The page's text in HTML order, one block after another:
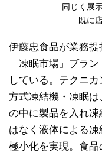
同じく展
既に
伊藤忠食品が業務
「凍眠市場」ブラ
している。テクニ
方式凍結機・凍眠
の中に製品を入れ
はなく液体による
極小化を実現。食